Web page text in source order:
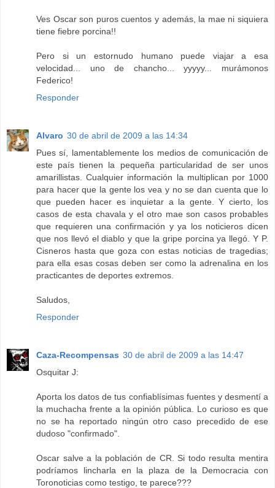
Ves Oscar son puros cuentos y además, la mae ni siquiera
tiene fiebre porcina!!
Pero si un estornudo humano puede viajar a esa
velocidad... uno de chancho... yyyyy... murámonos
Federico!
Responder
Alvaro 30 de abril de 2009 a las 14:34
Pues sí, lamentablemente los medios de comunicación de
este país tienen la pequeña particularidad de ser unos
amarillistas. Cualquier información la multiplican por 1000
para hacer que la gente los vea y no se dan cuenta que lo
que pueden hacer es inquietar a la gente. Y cierto, los
casos de esta chavala y el otro mae son casos probables
que requieren una confirmación y ya los noticieros dicen
que nos llevó el diablo y que la gripe porcina ya llegó. Y P.
Cisneros hasta que goza con estas noticias de tragedias;
para ella esas cosas deben ser como la adrenalina en los
practicantes de deportes extremos.
Saludos,
Responder
Caza-Recompensas 30 de abril de 2009 a las 14:47
Osquitar J:
Aporta los datos de tus confiablísimas fuentes y desmentí a
la muchacha frente a la opinión pública. Lo curioso es que
no se ha reportado ningún otro caso precedido de ese
dudoso "confirmado".
Oscar salve a la población de CR. Si todo resulta mentira
podríamos lincharla en la plaza de la Democracia con
Toronoticias como testigo, te parece???